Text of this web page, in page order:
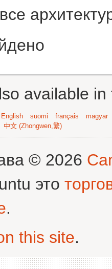
available
English suomi français
magyar
中文 (Zhongwen,繁)
© 2026
это
.
this site.